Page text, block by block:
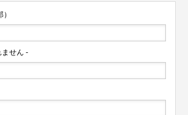
ません -